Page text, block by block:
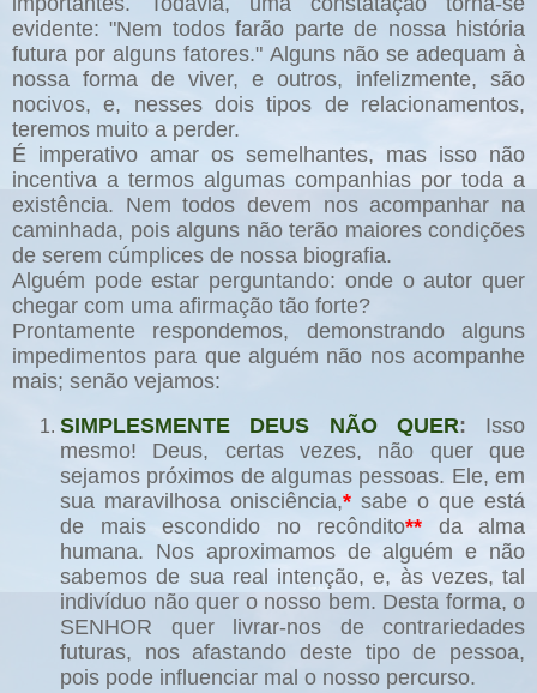
evidente: "Nem todos farão parte de nossa história
futura por alguns fatores." Alguns não se adequam à
nossa forma de viver, e outros, infelizmente, são
nocivos, e, nesses dois tipos de relacionamentos,
teremos muito a perder.
É imperativo amar os semelhantes, mas isso não
incentiva a termos algumas companhias por toda a
existência. Nem todos devem nos acompanhar na
caminhada, pois alguns não terão maiores condições
de serem cúmplices de nossa biografia.
Alguém pode estar perguntando: onde o autor quer
chegar com uma afirmação tão forte?
Prontamente respondemos, demonstrando alguns
impedimentos para que alguém não nos acompanhe
mais; senão vejamos:
SIMPLESMENTE DEUS NÃO QUER: Isso
mesmo! Deus, certas vezes, não quer que
sejamos próximos de algumas pessoas. Ele, em
sua maravilhosa onisciência,* sabe o que está
de mais escondido no recôndito** da alma
humana. Nos aproximamos de alguém e não
sabemos de sua real intenção, e, às vezes, tal
indivíduo não quer o nosso bem. Desta forma, o
SENHOR quer livrar-nos de contrariedades
futuras, nos afastando deste tipo de pessoa,
pois pode influenciar mal o nosso percurso.